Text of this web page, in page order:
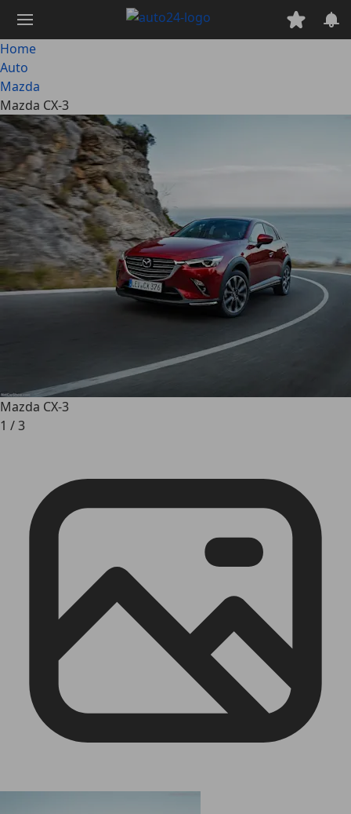
contenuto
principale
Home
Auto
Mazda
Mazda CX-3
Mazda CX-3
1 /3